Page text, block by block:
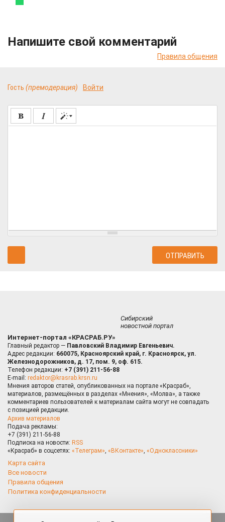
Напишите свой комментарий
Правила общения
Гость (премодерация) Войти
Сибирский
новостной портал
Интернет-портал «КРАСРАБ.РУ»
Главный редактор — Павловский Владимир Евгеньевич.
Адрес редакции: 660075, Красноярский край, г. Красноярск, ул.
Железнодорожников, д. 17, пом. 9, оф. 615.
Телефон редакции: +7 (391) 211-56-88
E-mail: redaktor@krasrab.krsn.ru
Мнения авторов статей, опубликованных на портале «Красраб»,
материалов, размещённых в разделах «Мнения», «Молва», а также
комментариев пользователей к материалам сайта могут не совпадать
с позицией редакции.
Архив материалов
Подача рекламы:
+7 (391) 211-56-88
Подписка на новости: RSS
«Красраб» в соцсетях: «Телеграм», «ВКонтакте», «Одноклассники»
Карта сайта
Все новости
Правила общения
Политика конфиденциальности